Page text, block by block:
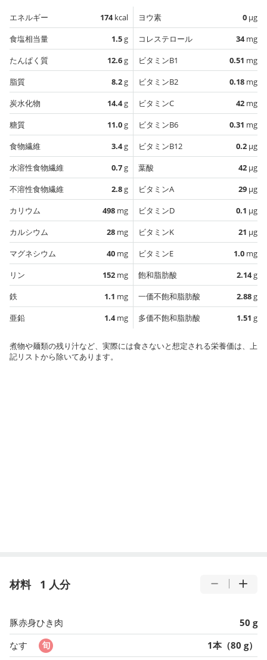
エネルギー 174kcal
食塩相当量
1.5g
たんぱく質
12.6g
脂質
8.2g
炭水化物
14.4g
糖質
11.0g
食物繊維
3.4g
水溶性食物繊維
0.7g
不溶性食物繊維
2.8g
カリウム
498 mg
カルシウム
28 mg
マグネシウム
40 mg
リン
152 mg
鉄
1.1 mg
亜鉛
1.4mg
ヨウ素 0 µg
コレステロール
34mg
ビタミンB1
0.51 mg
ビタミンB2
0.18 mg
ビタミンC
42 mg
ビタミンB6
0.31 mg
ビタミンB12
0.2 µg
葉酸
42 µg
ビタミンA
29 µg
ビタミンD
0.1 µg
ビタミンK
21 µg
ビタミンE
1.0 mg
飽和脂肪酸
2.14g
一価不飽和脂肪酸
2.88g
多価不飽和脂肪酸
1.51 g
煮物や麺類の残り汁など、実際には食さないと想定される栄養価は、上
記リストから除いてあります。
材料 1 人分
豚赤身ひき肉
50 g
なす
1本（80 g）